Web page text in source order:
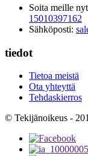
Soita meille
15010397162
Sähköposti:
tiedot
Tietoa meistä
Ota yhteyttä
Tehdaskierros
© Tekijänoikeus -